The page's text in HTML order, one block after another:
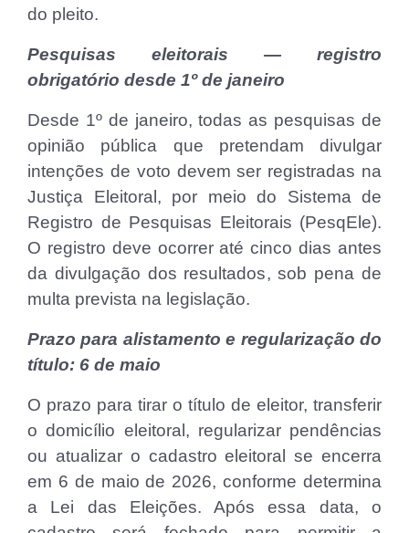
do pleito.
Pesquisas eleitorais — registro
obrigatório desde 1º de janeiro
Desde 1º de janeiro, todas as pesquisas de
opinião pública que pretendam divulgar
intenções de voto devem ser registradas na
Justiça Eleitoral, por meio do Sistema de
Registro de Pesquisas Eleitorais (PesqEle).
O registro deve ocorrer até cinco dias antes
da divulgação dos resultados, sob pena de
multa prevista na legislação.
Prazo para alistamento e regularização do
título: 6 de maio
O prazo para tirar o título de eleitor, transferir
o domicílio eleitoral, regularizar pendências
ou atualizar o cadastro eleitoral se encerra
em 6 de maio de 2026, conforme determina
a Lei das Eleições. Após essa data, o